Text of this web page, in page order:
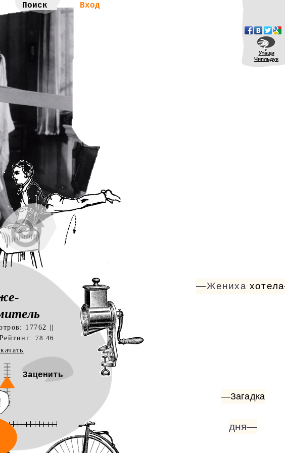
Вход
Утащи
Чипльдук
17762 ||
78.46
Заценить
—Жениха
—Загадка
дня—